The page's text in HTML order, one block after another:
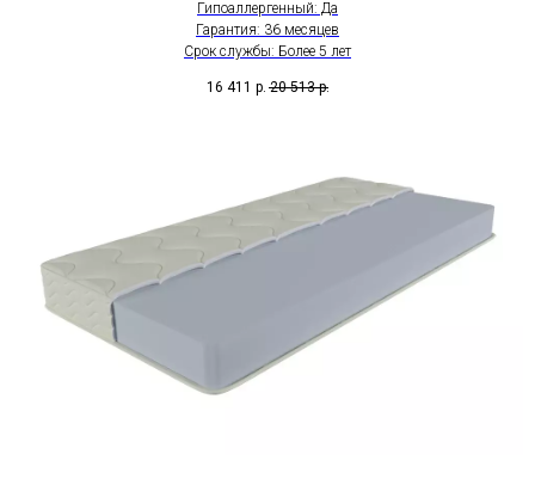
Гипоаллергенный: Да
Гарантия: 36 месяцев
Срок службы: Более 5 лет
16 411 р. 20 513 р.